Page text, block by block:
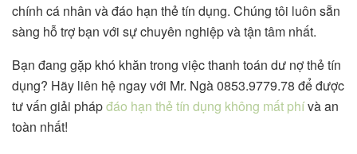
chính cá nhân và đáo hạn thẻ tín dụng. Chúng tôi luôn sẵn
sàng hỗ trợ bạn với sự chuyên nghiệp và tận tâm nhất.
Bạn đang gặp khó khăn trong việc thanh toán dư nợ thẻ tín
dụng? Hãy liên hệ ngay với Mr. Ngà 0853.9779.78 để được
tư vấn giải phápđáo hạn thẻ tín dụng không mất phívà an
toàn nhất!